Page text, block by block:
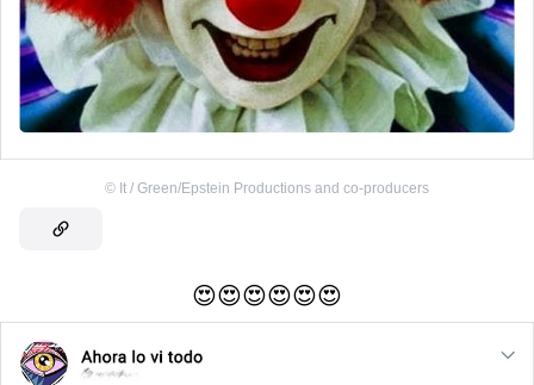
© It / Green/Epstein Productions and co-producers
😍😍😍😍😍😍